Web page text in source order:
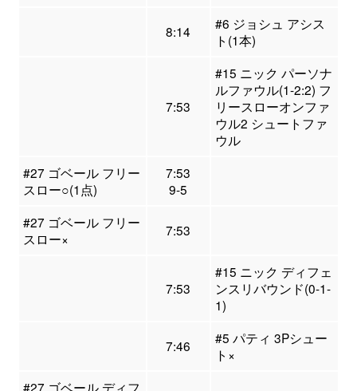
8:14
#6 ジョシュ アシス
ト(1本)
7:53
#15 ニック パーソナ
ルファウル(1-2:2) フ
リースローオンファ
ウル2 シュートファ
ウル
#27 ゴベール フリー
スロー○(1点)
7:53
9-5
#27 ゴベール フリー
スロー×
7:53
7:53
#15 ニック ディフェ
ンスリバウンド(0-1-
1)
7:46
#5 パティ 3Pシュー
ト×
#27 ゴベール ディフ